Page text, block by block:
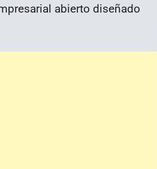
abierto diseñado